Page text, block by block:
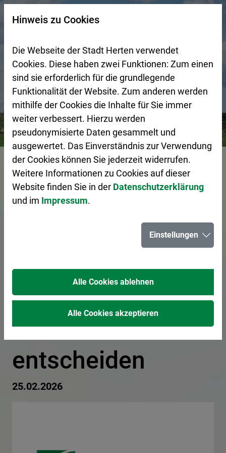
Zur Startseite (Schnelltaste 0)
Zum Seitenanfang springen (Schnelltaste A)
Zur Navigation/Menü springen (Schnelltaste M)
Zur Suche springen (Schnelltaste 8)
Zum Inhalt springen (Schnelltaste I)
Zum Fußbereich springen (Schnelltaste Z)
Bürgerservice Pressemeldungen Olympia-
Vorlesen
Hertenerinnen
und Hertener
können
entscheiden
25.02.2026
Suchseite mit Schnellsuche
Hinweis zu Cookies
Die Webseite der Stadt Herten verwendet
Cookies. Diese haben zwei Funktionen: Zum einen
sind sie erforderlich für die grundlegende
Funktionalität der Website. Zum anderen werden
mithilfe der Cookies die Inhalte für Sie immer
weiter verbessert. Hierzu werden
pseudonymisierte Daten gesammelt und
ausgewertet. Das Einverständnis zur Verwendung
der Cookies können Sie jederzeit widerrufen.
Weitere Informationen zu Cookies auf dieser
Website finden Sie in der Datenschutzerklärung
und im Impressum.
Einstellungen
Alle Cookies ablehnen
Alle Cookies akzeptieren